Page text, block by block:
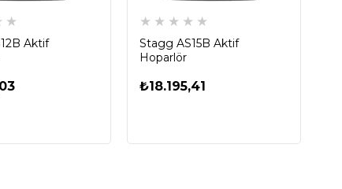
★
Aktif
★ ★ ★ ★ ★
Stagg AS15B Aktif
Hoparlör
₺18.195,41